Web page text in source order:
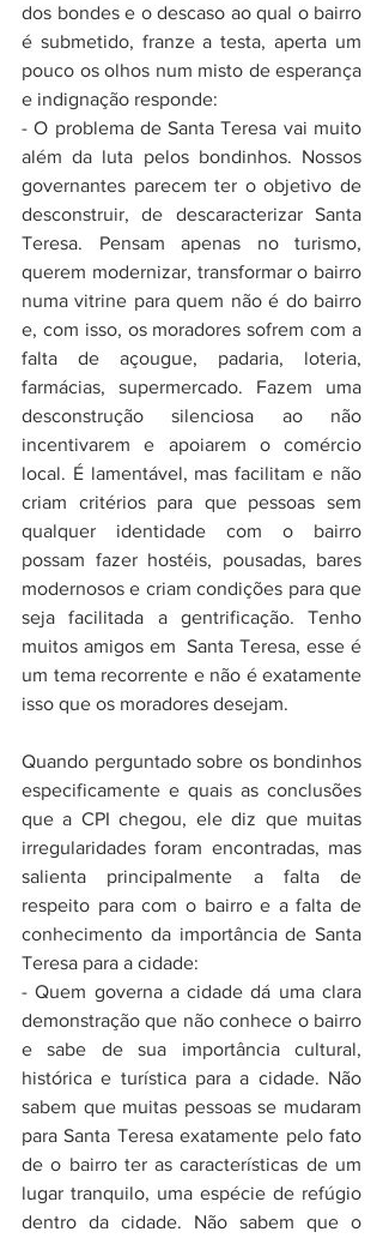
dos bondes e o descaso ao qual o bairro
é submetido, franze a testa, aperta um
pouco os olhos num misto de esperança
e indignação responde:
- O problema de Santa Teresa vai muito
além da luta pelos bondinhos. Nossos
governantes parecem ter o objetivo de
desconstruir, de descaracterizar Santa
Teresa. Pensam apenas no turismo,
querem modernizar, transformar o bairro
numa vitrine para quem não é do bairro
e, com isso, os moradores sofrem com a
falta de açougue, padaria, loteria,
farmácias, supermercado. Fazem uma
desconstrução silenciosa ao não
incentivarem e apoiarem o comércio
local. É lamentável, mas facilitam e não
criam critérios para que pessoas sem
qualquer identidade com o bairro
possam fazer hostéis, pousadas, bares
modernosos e criam condições para que
seja facilitada a gentrificação. Tenho
muitos amigos em  Santa Teresa, esse é
um tema recorrente e não é exatamente
isso que os moradores desejam.
Quando perguntado sobre os bondinhos
especificamente e quais as conclusões
que a CPI chegou, ele diz que muitas
irregularidades foram encontradas, mas
salienta principalmente a falta de
respeito para com o bairro e a falta de
conhecimento da importância de Santa
Teresa para a cidade:
- Quem governa a cidade dá uma clara
demonstração que não conhece o bairro
e sabe de sua importância cultural,
histórica e turística para a cidade. Não
sabem que muitas pessoas se mudaram
para Santa Teresa exatamente pelo fato
de o bairro ter as características de um
lugar tranquilo, uma espécie de refúgio
dentro da cidade. Não sabem que o